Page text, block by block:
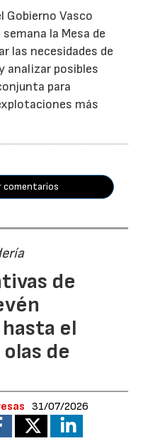
Vasco
la Mesa de
las necesidades de
analizar posibles
para
más
comentarios
de
el
de
31/07/2026